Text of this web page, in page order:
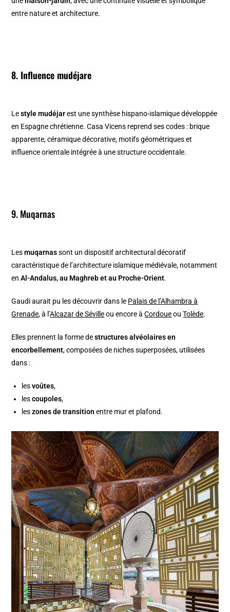
entre nature et architecture.
8. Influence mudéjare
Lestyle mudéjarest une synthèse hispano-islamique développée
en Espagne chrétienne. Casa Vicens reprend ses codes : brique
apparente, céramique décorative, motifs géométriques et
influence orientale intégrée à une structure occidentale.
9. Muqarnas
Lesmuqarnassont un dispositif architectural décoratif
caractéristique de l’architecture islamique médiévale, notamment
enAl-Andalus, au Maghreb et au Proche-Orient.
Gaudi aurait pu les découvrir dans le Palais de l’Alhambra à
Grenade, à l’Alcazar de Sévilleou encore àCordoueouTolède.
Elles prennent la forme destructures alvéolaires en
encorbellement, composées de niches superposées, utilisées
dans :
lesvoûtes,
lescoupoles,
leszones de transition entre mur et plafond.